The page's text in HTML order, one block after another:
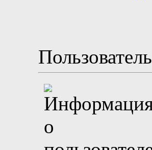
Пользователь